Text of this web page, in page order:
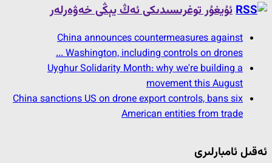
ئۇيغۇر توغرىسىدىكى ئەڭ يېڭى خەۋەرلەر
China announces countermeasures against
Washington, including controls on drones ...
Uyghur Solidarity Month: why we're building a
movement this August
China sanctions US on drone export controls, bans six
American entities from trade
ئەقىل ئامبارلىرى